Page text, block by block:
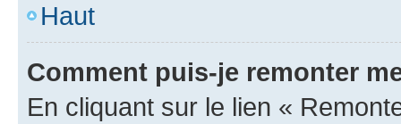
Haut
Comment puis-je remonter
En cliquant sur le lien «